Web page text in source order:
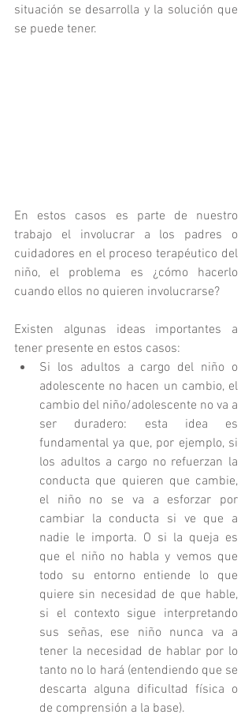
situación se desarrolla y la solución que
se puede tener.
En estos casos es parte de nuestro
trabajo el involucrar a los padres o
cuidadores en el proceso terapéutico del
niño, el problema es ¿cómo hacerlo
cuando ellos no quieren involucrarse?
Existen algunas ideas importantes a
tener presente en estos casos:
Si los adultos a cargo del niño o
adolescente no hacen un cambio, el
cambio del niño/adolescente no va a
ser duradero: esta idea es
fundamental ya que, por ejemplo, si
los adultos a cargo no refuerzan la
conducta que quieren que cambie,
el niño no se va a esforzar por
cambiar la conducta si ve que a
nadie le importa. O si la queja es
que el niño no habla y vemos que
todo su entorno entiende lo que
quiere sin necesidad de que hable,
si el contexto sigue interpretando
sus señas, ese niño nunca va a
tener la necesidad de hablar por lo
tanto no lo hará (entendiendo que se
descarta alguna dificultad física o
de comprensión a la base).